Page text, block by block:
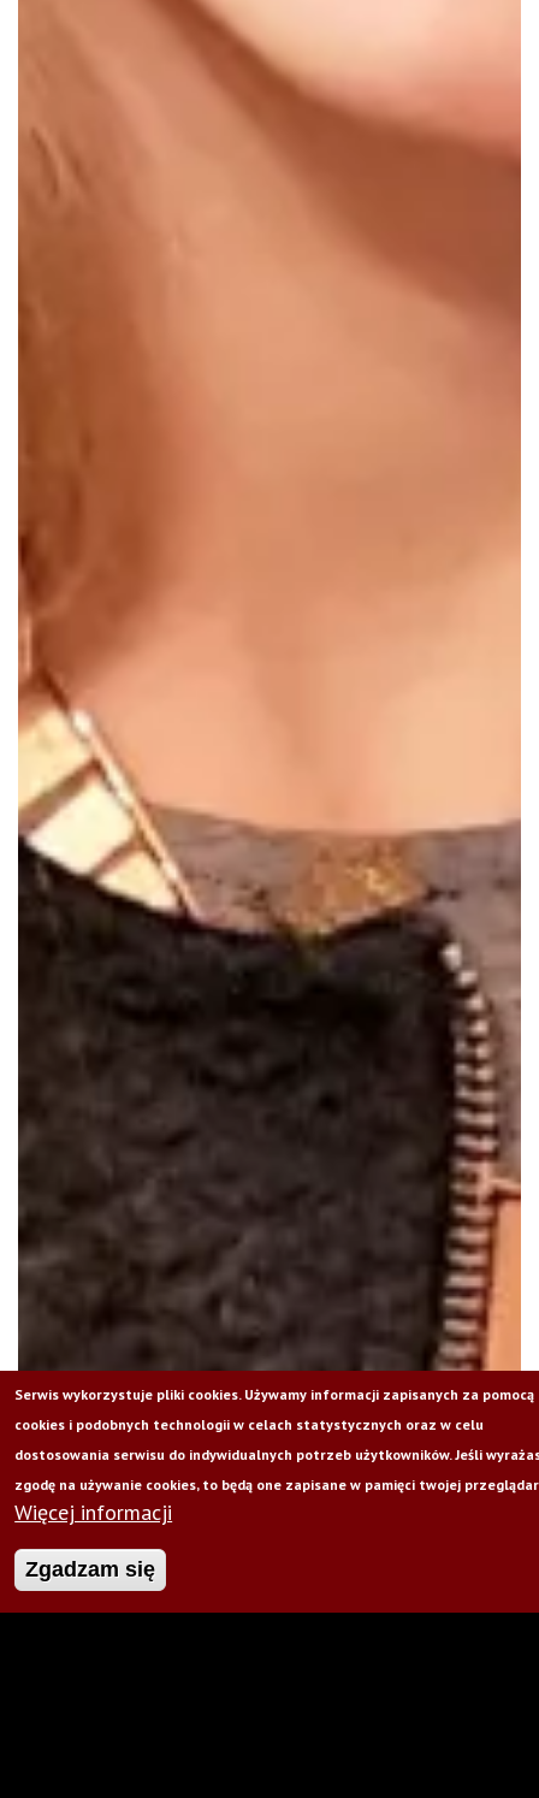
Serwis wykorzystuje pliki cookies. Używamy informacji zapisanych za pomocą
cookies i podobnych technologii w celach statystycznych oraz w celu
dostosowania serwisu do indywidualnych potrzeb użytkowników. Jeśli
zgodę na używanie cookies, to będą one zapisane w pamięci twojej
Więcej informacji
Zgadzam się